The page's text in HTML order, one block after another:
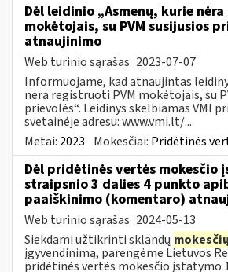
Dėl leidinio „Asmenų, kurie
mokėtojais, su PVM susijusios
atnaujinimo
Web turinio sąrašas 2023-07-07
Informuojame, kad atnaujintas
nėra registruoti PVM mokėtojais, su
prievolės“. Leidinys skelbiamas VMI
svetainėje adresu: www.vmi.lt/...
Metai: 2023 Mokesčiai: Pridėtinės
Dėl pridėtinės vertės mokesčio
straipsnio 3 dalies 4 punkto
paaiškinimo (komentaro)
Web turinio sąrašas 2024-05-13
Siekdami užtikrinti sklandų mokesčių
įgyvendinimą, parengėme Lietuvos
pridėtinės vertės mokesčio įstatymo